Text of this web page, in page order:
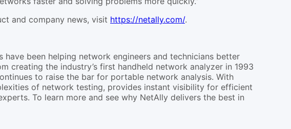
and company news, visit https://netally.com/.
been helping network engineers and technicians better
creating the industry’s first handheld network analyzer in 1993
to raise the bar for portable network analysis. With
of network testing, provides instant visibility for efficient
To learn more and see why NetAlly delivers the best in